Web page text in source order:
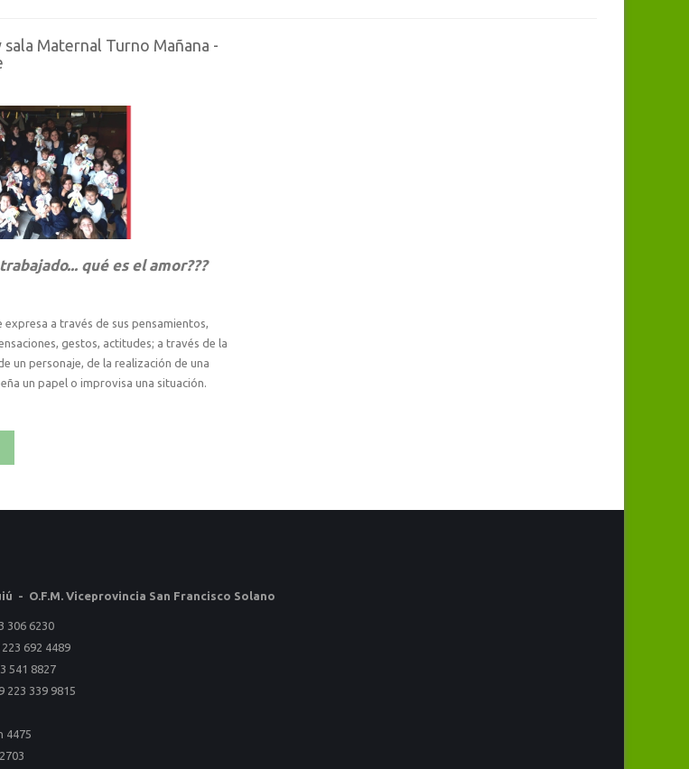
sala Maternal Turno Mañana -
qué es el amor???
expresa a través de sus pensamientos,
gestos, actitudes; a través de la
un personaje, de la realización de una
un papel o improvisa una situación.
- O.F.M. Viceprovincia San Francisco Solano
306 6230
692 4489
541 8827
223 339 9815
4475